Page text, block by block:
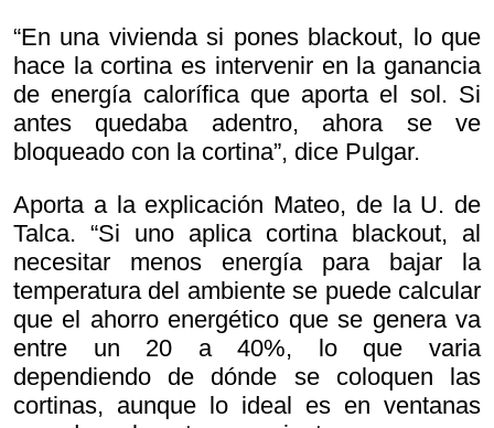
“En una vivienda si pones blackout, lo que
hace la cortina es intervenir en la ganancia
de energía calorífica que aporta el sol. Si
antes quedaba adentro, ahora se ve
bloqueado con la cortina”, dice Pulgar.
Aporta a la explicación Mateo, de la U. de
Talca. “Si uno aplica cortina blackout, al
necesitar menos energía para bajar la
temperatura del ambiente se puede calcular
que el ahorro energético que se genera va
entre un 20 a 40%, lo que varia
dependiendo de dónde se coloquen las
cortinas, aunque lo ideal es en ventanas